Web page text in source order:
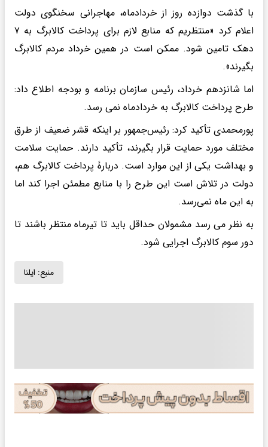
با گذشت دوازده روز از خردادماه، مهاجرانی سخنگوی دولت
اعلام کرد «منتظریم که منابع لازم برای پرداخت کالابرگ به ۷
دهک تامین شود. ممکن است در همین خرداد مردم کالابرگ
بگیرند».
اما شانزدهم خرداد، رئیس سازمان برنامه و بودجه اطلاع داد:
طرح پرداخت کالابرگ به خردادماه نمی رسد.
پورمحمدی تأکید کرد: رئیس‌جمهور بر اینکه قشر ضعیف از طرق
مختلف مورد حمایت قرار بگیرند، تأکید دارند. حمایت سلامت
و بهداشت یکی از این موارد است. دربارۀ پرداخت کالابرگ هم،
دولت در تلاش است این طرح را با منابع مطمئن اجرا کند اما
به این ماه نمی‌رسد.
به نظر می رسد مشمولان حداقل باید تا تیرماه منتظر باشند تا
دور سوم کالابرگ اجرایی شود.
منبع: ایلنا